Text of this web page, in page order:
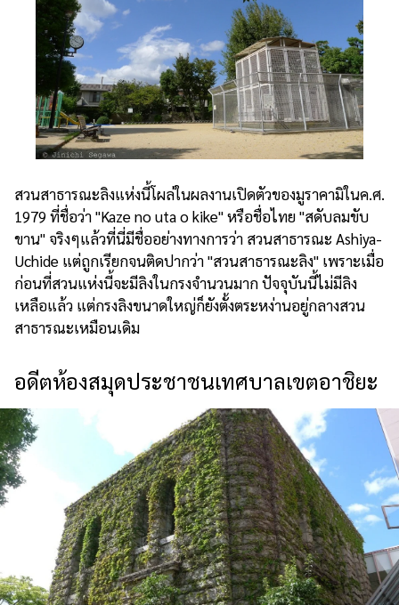
สวนสาธารณะลิงแห่งนี้โผล่ในผลงานเปิดตัวของมูราคามิในค.ศ.
1979 ที่ชื่อว่า "Kaze no uta o kike" หรือชื่อไทย "สดับลมขับ
ขาน" จริงๆแล้วที่นี่มีชื่ออย่างทางการว่า สวนสาธารณะ Ashiya-
Uchide แต่ถูกเรียกจนติดปากว่า "สวนสาธารณะลิง" เพราะเมื่อ
ก่อนที่สวนแห่งนี้จะมีลิงในกรงจำนวนมาก ปัจจุบันนี้ไม่มีลิง
เหลือแล้ว แต่กรงลิงขนาดใหญ่ก็ยังตั้งตระหง่านอยู่กลางสวน
สาธารณะเหมือนเดิม
อดีตห้องสมุดประชาชนเทศบาลเขตอาชิยะ